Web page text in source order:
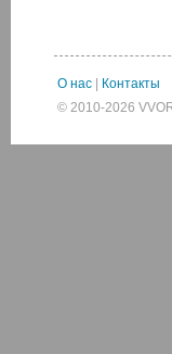
О нас
Контакты
© 2010-2026